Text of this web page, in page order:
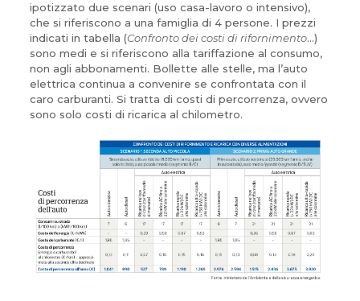
ipotizzato due scenari (uso casa-lavoro o intensivo),
che si riferiscono a una famiglia di 4 persone. I prezzi
indicati in tabella (Confronto dei costi di rifornimento…)
sono medi e si riferiscono alla tariffazione al consumo,
non agli abbonamenti. Bollette alle stelle, ma l’auto
elettrica continua a convenire se confrontata con il
caro carburanti. Si tratta di costi di percorrenza, ovvero
sono solo costi di ricarica al chilometro.